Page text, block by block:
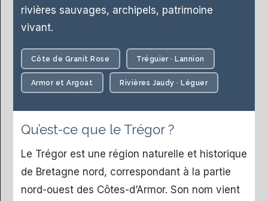
rivières sauvages, archipels, patrimoine
vivant.
Côte de Granit Rose Tréguier · Lannion
Armor et Argoat Rivières Jaudy · Léguer
Qu’est-ce que le Trégor ?
Le Trégor est une région naturelle et historique
de Bretagne nord, correspondant à la partie
nord-ouest des Côtes-d’Armor. Son nom vient